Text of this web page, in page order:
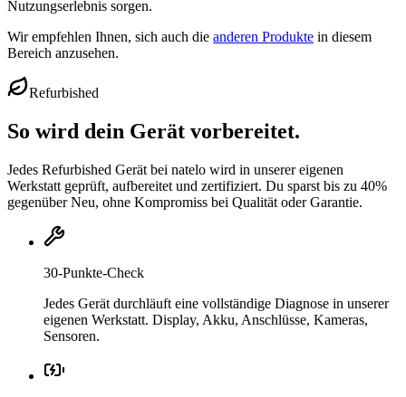
Nutzungserlebnis sorgen.
Wir empfehlen Ihnen, sich auch die anderen Produkte in diesem
Bereich anzusehen.
Refurbished
So wird dein Gerät vorbereitet.
Jedes Refurbished Gerät bei natelo wird in unserer eigenen
Werkstatt geprüft, aufbereitet und zertifiziert. Du sparst bis zu 40%
gegenüber Neu, ohne Kompromiss bei Qualität oder Garantie.
30-Punkte-Check
Jedes Gerät durchläuft eine vollständige Diagnose in unserer
eigenen Werkstatt. Display, Akku, Anschlüsse, Kameras,
Sensoren.